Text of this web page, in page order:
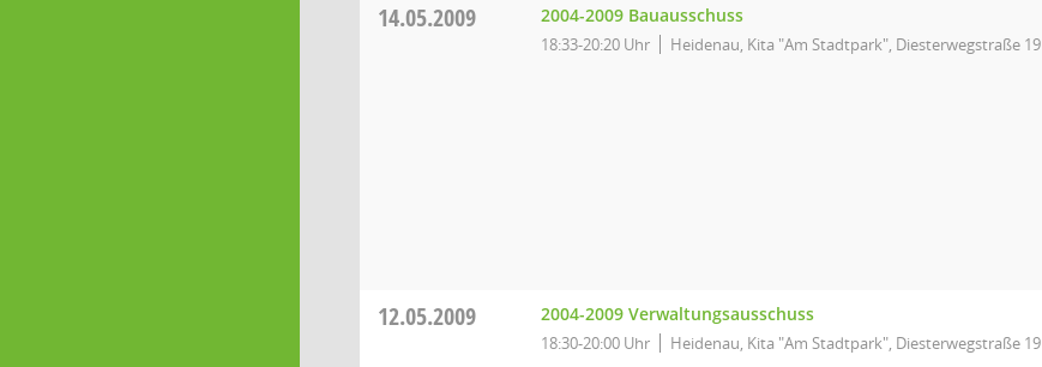
14.05.2009 2004-2009 Bauausschuss
18:33-20:20 Uhr Heidenau, Kita "Am Stadtpark", Diesterwegstraße 19
12.05.2009 2004-2009 Verwaltungsausschuss
18:30-20:00 Uhr Heidenau, Kita "Am Stadtpark", Diesterwegstraße 19